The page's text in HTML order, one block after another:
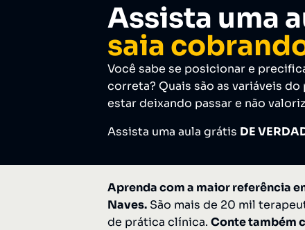
Assista uma
saia
Você sabe se posicionar e
correta? Quais são as variáveis
estar deixando passar e não
Assista uma aula grátis DE
Aprenda com a maior referência
Naves. São mais de 20 mil
de prática clínica. Conte também